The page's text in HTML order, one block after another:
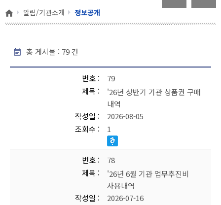
홈 알림/기관소개 정보공개
총 게시물 : 79건
정보공개 - 번호, 제목, 작성일, 조회 , 파일
번호
79
제목
'26년 상반기 기관 상품권 구매
내역
작성일
2026-08-05
조회수
1
번호
78
제목
'26년 6월 기관 업무추진비
사용내역
작성일
2026-07-16